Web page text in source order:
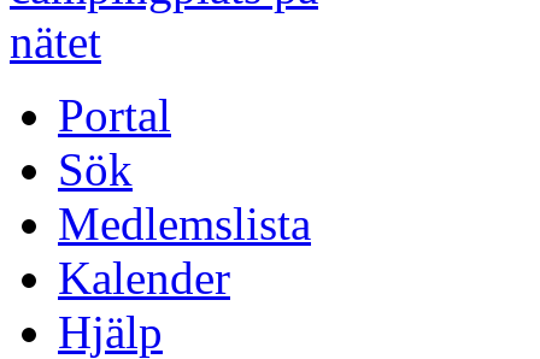
Portal
Sök
Medlemslista
Kalender
Hjälp